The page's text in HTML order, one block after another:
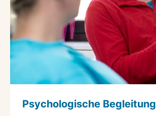
Psychologische Begleitung